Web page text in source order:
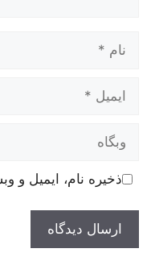
ایمیل
وبگاه
ذخیره نام، ایمیل و